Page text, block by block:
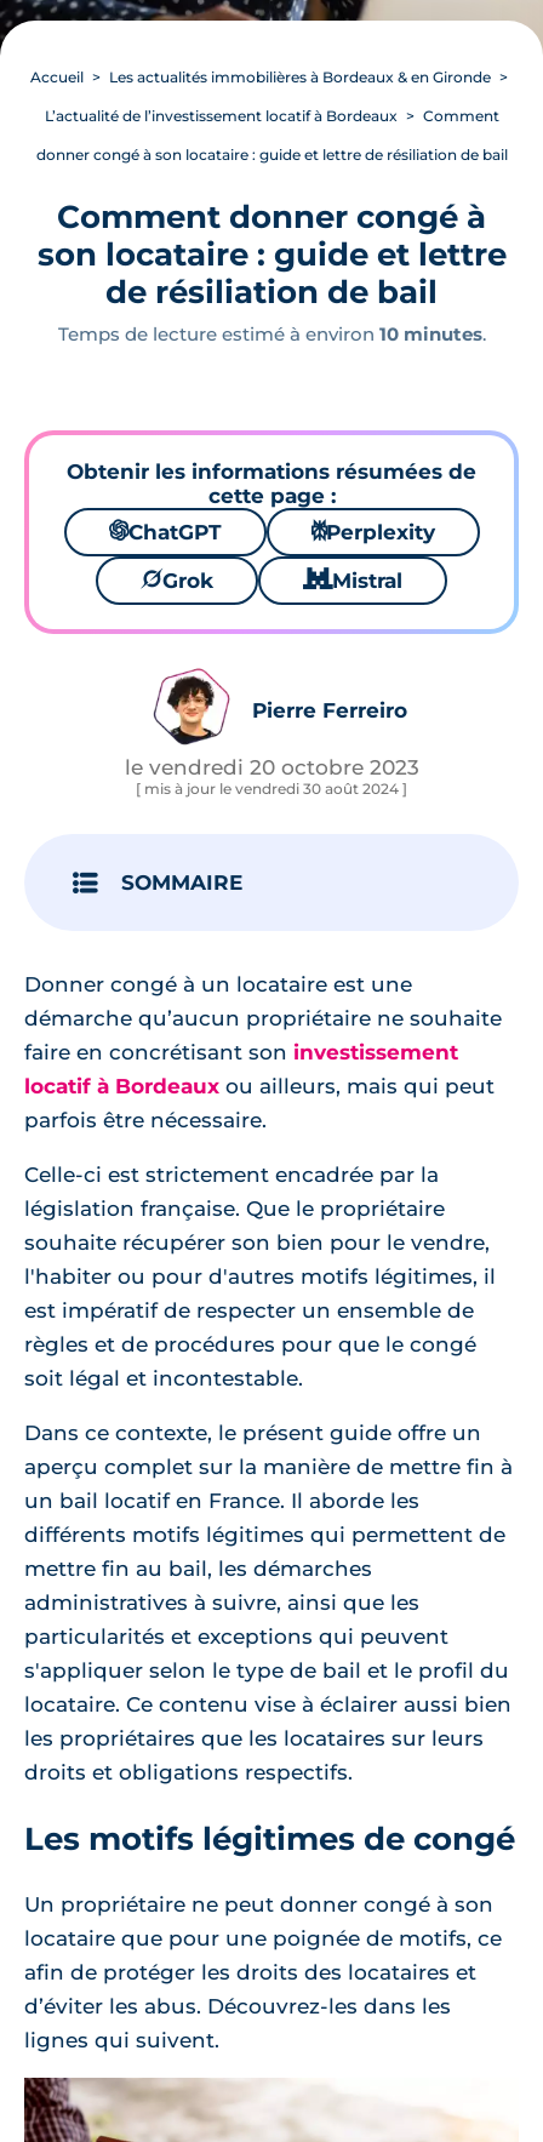
Accueil Les actualités immobilières à Bordeaux & en Gironde
L’actualité de l’investissement locatif à Bordeaux Comment
donner congé à son locataire : guide et lettre de résiliation de bail
Comment donner congé à
son locataire : guide et lettre
de résiliation de bail
Temps de lecture estimé à environ 10 minutes.
Obtenir les informations résumées de
cette page :
🌌ChatGPT ⚙Perplexity
🪐Grok 🐱 Mistral
Pierre Ferreiro
le vendredi 20 octobre 2023
[ mis à jour le vendredi 30 août 2024 ]
SOMMAIRE
Donner congé à un locataire est une
démarche qu’aucun propriétaire ne souhaite
faire en concrétisant son investissement
locatif à Bordeaux ou ailleurs, mais qui peut
parfois être nécessaire.
Celle-ci est strictement encadrée par la
législation française. Que le propriétaire
souhaite récupérer son bien pour le vendre,
l'habiter ou pour d'autres motifs légitimes, il
est impératif de respecter un ensemble de
règles et de procédures pour que le congé
soit légal et incontestable.
Dans ce contexte, le présent guide offre un
aperçu complet sur la manière de mettre fin à
un bail locatif en France. Il aborde les
différents motifs légitimes qui permettent de
mettre fin au bail, les démarches
administratives à suivre, ainsi que les
particularités et exceptions qui peuvent
s'appliquer selon le type de bail et le profil du
locataire. Ce contenu vise à éclairer aussi bien
les propriétaires que les locataires sur leurs
droits et obligations respectifs.
Les motifs légitimes de congé
Un propriétaire ne peut donner congé à son
locataire que pour une poignée de motifs, ce
afin de protéger les droits des locataires et
d’éviter les abus. Découvrez-les dans les
lignes qui suivent.